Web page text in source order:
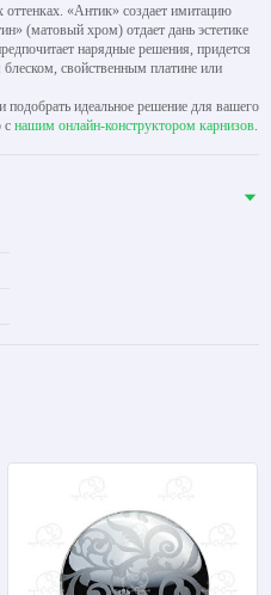
оттенках. «Антик» создает имитацию
(матовый хром) отдает дань эстетике
нарядные решения, придется
свойственным платине или
подобрать идеальное решение для вашего
с нашим онлайн-конструктором карнизов.